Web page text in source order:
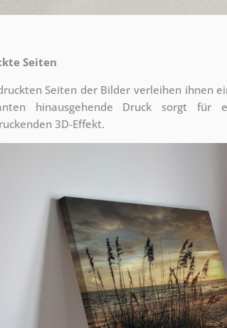
Seiten
Seiten der Bilder verleihen ihnen
hinausgehende Druck sorgt für
3D-Effekt.